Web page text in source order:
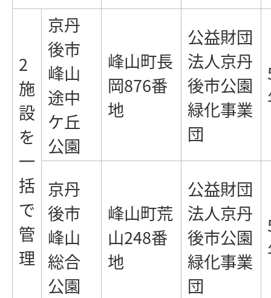
2
施
設
を
一
括
で
管
理
京丹
後市
峰山
途中
ケ丘
公園
峰山町長
岡876番
地
公益財団
法人京丹
後市公園
緑化事業
団
京丹
後市
峰山
総合
公園
峰山町荒
山248番
地
公益財団
法人京丹
後市公園
緑化事業
団